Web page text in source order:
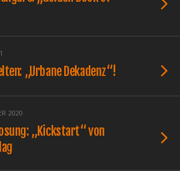
„Urbane Dekadenz“!
2020
„Kickstart“ von